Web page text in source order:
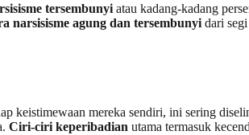
tersembunyi atau kadang-kadang
narsisisme agung dan tersembunyi dari
keistimewaan mereka sendiri, ini sering
Ciri-ciri keperibadian utama termasuk